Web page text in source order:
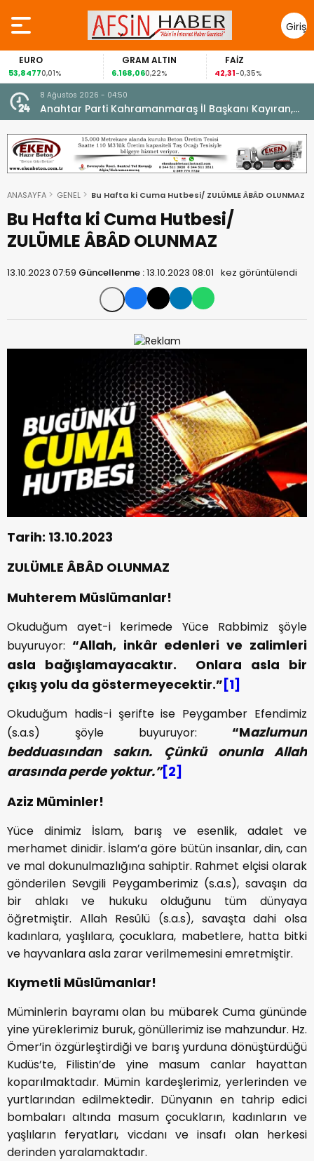
Giriş
Yap
EURO
0,01%
GRAM ALTIN
6.168,060,22%
FAİZ
42,31-0,35%
8 Ağustos 2026 - 04:50
Anahtar Parti Kahramanmaraş İl Başkanı Kayıran,
Afşin Teşkilatı ile buluştu.
ANASAYFA GENEL Bu Hafta ki Cuma Hutbesi/ ZULÜMLE ÂBÂD OLUNMAZ
Bu Hafta ki Cuma Hutbesi/
ZULÜMLE ÂBÂD OLUNMAZ
13.10.2023 07:59 Güncellenme :13.10.2023 08:01 kez görüntülendi
Tarih: 13.10.2023
ZULÜMLE ÂBÂD OLUNMAZ
Muhterem Müslümanlar!
Okuduğum ayet-i kerimede Yüce Rabbimiz şöyle
buyuruyor: “Allah, inkâr edenleri ve zalimleri
asla bağışlamayacaktır. Onlara asla bir
çıkış yolu da göstermeyecektir.” [1]
Okuduğum hadis-i şerifte ise Peygamber Efendimiz
(s.a.s) şöyle buyuruyor: “Mazlumun
bedduasından sakın. Çünkü onunla Allah
arasında perde yoktur.”[2]
Aziz Müminler!
Yüce dinimiz İslam, barış ve esenlik, adalet ve
merhamet dinidir. İslam’a göre bütün insanlar, din, can
ve mal dokunulmazlığına sahiptir. Rahmet elçisi olarak
gönderilen Sevgili Peygamberimiz (s.a.s), savaşın da
bir ahlakı ve hukuku olduğunu tüm dünyaya
öğretmiştir. Allah Resûlü (s.a.s), savaşta dahi olsa
kadınlara, yaşlılara, çocuklara, mabetlere, hatta bitki
ve hayvanlara asla zarar verilmemesini emretmiştir.
Kıymetli Müslümanlar!
Müminlerin bayramı olan bu mübarek Cuma gününde
yine yüreklerimiz buruk, gönüllerimiz ise mahzundur. Hz.
Ömer’in özgürleştirdiği ve barış yurduna dönüştürdüğü
Kudüs’te, Filistin’de yine masum canlar hayattan
koparılmaktadır. Mümin kardeşlerimiz, yerlerinden ve
yurtlarından edilmektedir. Dünyanın en tahrip edici
bombaları altında masum çocukların, kadınların ve
yaşlıların feryatları, vicdanı ve insafı olan herkesi
derinden yaralamaktadır.